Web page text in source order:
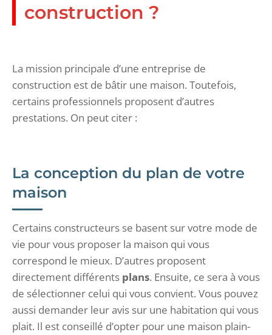
construction ?
La mission principale d’une entreprise de
construction est de bâtir une maison. Toutefois,
certains professionnels proposent d’autres
prestations. On peut citer :
La conception du plan de votre
maison
Certains constructeurs se basent sur votre mode de
vie pour vous proposer la maison qui vous
correspond le mieux. D’autres proposent
directement différents plans. Ensuite, ce sera à vous
de sélectionner celui qui vous convient. Vous pouvez
aussi demander leur avis sur une habitation qui vous
plait. Il est conseillé d’opter pour une maison plain-